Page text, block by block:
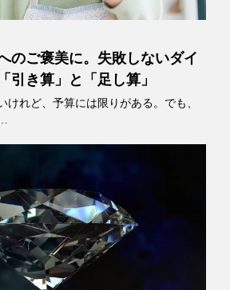
のご褒美に。失敗しないダイ
引き算」と「足し算」
けれど、予算には限りがある。でも、